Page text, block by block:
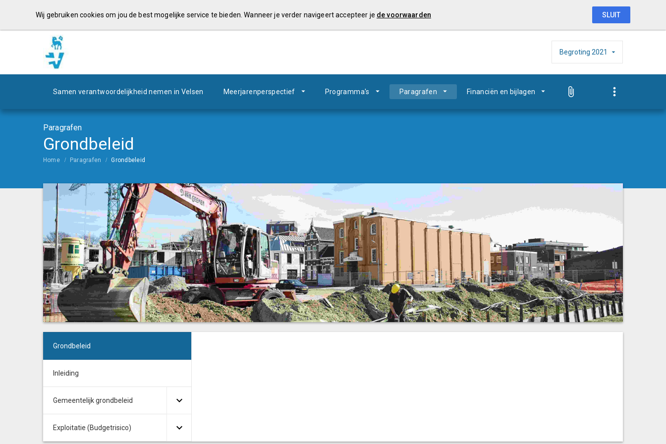
Begroting 2021
Samen verantwoordelijkheid nemen in Velsen Meerjarenperspectief Programma's Paragrafen Financiën en bijlagen
Paragrafen
Grondbeleid
Home Paragrafen Grondbeleid
Grondbeleid
Inleiding
Gemeentelijk grondbeleid
Exploitatie (Budgetrisico)
Wij gebruiken cookies om jou de best mogelijke service te bieden. Wanneer je verder navigeert accepteer je de voorwaarden SLUIT